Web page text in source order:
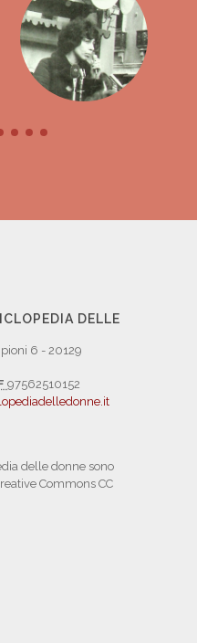
DELLE
6 - 20129
97562510152
delle donne sono
Commons CC